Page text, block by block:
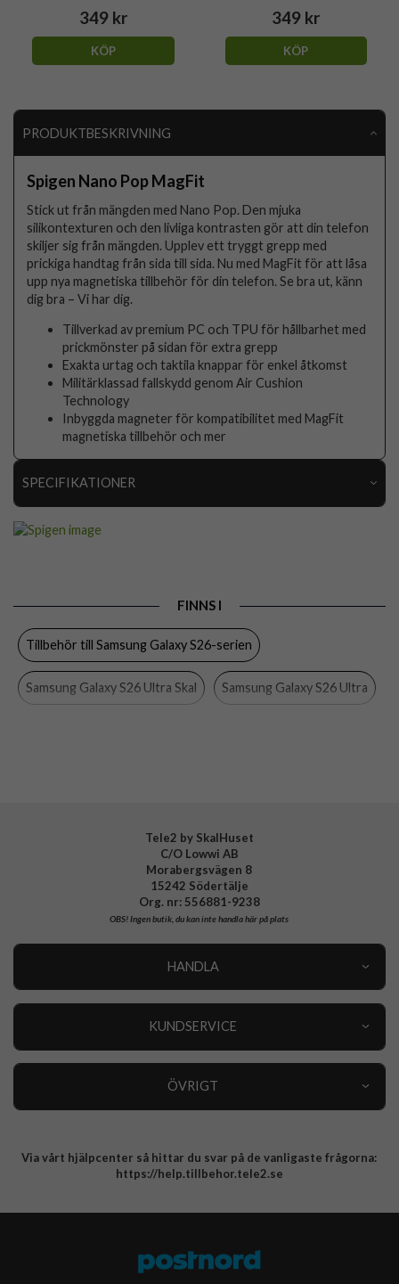
349 kr
KÖP
349 kr
KÖP
PRODUKTBESKRIVNING
Spigen Nano Pop MagFit
Stick ut från mängden med Nano Pop. Den mjuka
silikontexturen och den livliga kontrasten gör att din telefon
skiljer sig från mängden. Upplev ett tryggt grepp med
prickiga handtag från sida till sida. Nu med MagFit för att låsa
upp nya magnetiska tillbehör för din telefon. Se bra ut, känn
dig bra – Vi har dig.
Tillverkad av premium PC och TPU för hållbarhet med
prickmönster på sidan för extra grepp
Exakta urtag och taktila knappar för enkel åtkomst
Militärklassad fallskydd genom Air Cushion
Technology
Inbyggda magneter för kompatibilitet med MagFit
magnetiska tillbehör och mer
SPECIFIKATIONER
Färg
Hårdplast (PC), Silikon
FINNS I
Tillbehör till Samsung Galaxy S26-serien
Samsung Galaxy S26 Ultra Skal Samsung Galaxy S26 Ultra
Tele2 by SkalHuset
C/O Lowwi AB
Morabergsvägen 8
15242 Södertälje
Org. nr: 556881-9238
OBS!Ingen butik, du kan inte handla här på plats
HANDLA
KUNDSERVICE
ÖVRIGT
Integritetspolicy
Via vårt hjälpcenter så hittar du svar på de vanligaste frågorna:
https://help.tillbehor.tele2.se